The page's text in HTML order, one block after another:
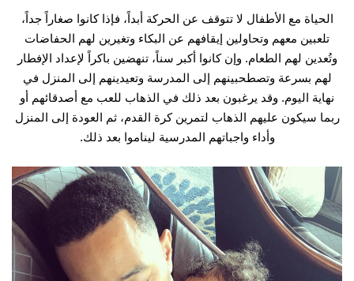
الحياة مع الأطفال لا تتوقف عن الحركة أبداً، فإذا كانوا صغاراً جداً،
تلعبين معهم وتحاولين إيقافهم عن البكاء وتغيرين لهم الحفاضات
وتُعدين لهم الطعام. وإن كانوا أكبر سناً، تنهضين باكراً لإعداد الإفطار
لهم بسرعة وتصطحبينهم إلى المدرسة وتعيدينهم إلى المنزل في
نهاية اليوم. وقد يرغبون بعد ذلك في الذهاب للعب مع أصدقائهم أو
ربما سيكون عليهم الذهاب لتمرين كرة القدم، ثم العودة إلى المنزل
وأداء واجباتهم المدرسية ليناموا بعد ذلك.